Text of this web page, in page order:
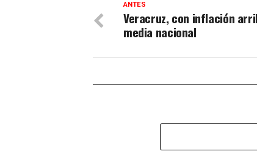
ANTES
Veracruz, con inflación
media nacional